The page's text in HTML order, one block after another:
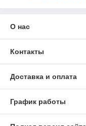
О нас
Контакты
Доставка и оплата
График работы